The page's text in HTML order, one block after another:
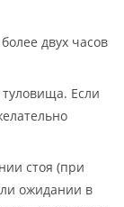
двух часов
туловища. Если
стоя (при
ожидании в